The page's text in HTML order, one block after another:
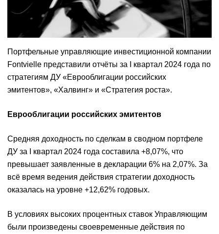
Портфельные управляющие инвестиционной компании
Fontvielle представили отчёты за I квартал 2024 года по
стратегиям ДУ «Еврооблигации российских
эмитентов», «Халвинг» и «Стратегия роста».
Еврооблигации российских эмитентов
Средняя доходность по сделкам в сводном портфеле
ДУ за I квартал 2024 года составила +8,07%, что
превышает заявленные в декларации 6% на 2,07%. За
всё время ведения действия стратегии доходность
оказалась на уровне +12,62% годовых.
В условиях высоких процентных ставок Управляющим
были произведены своевременные действия по